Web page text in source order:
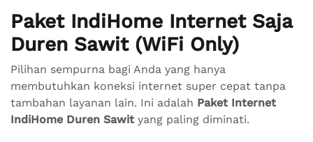
Paket IndiHome Internet Saja
Duren Sawit (WiFi Only)
Pilihan sempurna bagi Anda yang hanya
membutuhkan koneksi internet super cepat tanpa
tambahan layanan lain. Ini adalah Paket Internet
IndiHome Duren Sawit yang paling diminati.